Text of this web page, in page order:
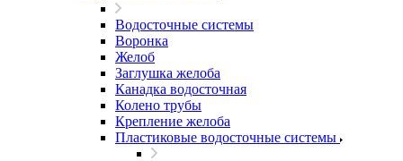
Водосточные системы
Воронка
Желоб
Заглушка желоба
Канадка водосточная
Колено трубы
Крепление желоба
Пластиковые водосточные системы